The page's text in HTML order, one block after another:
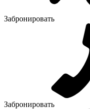
Забронировать
Забронировать